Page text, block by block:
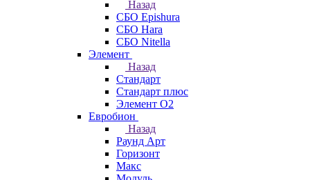
Назад
СБО Epishura
СБО Hara
СБО Nitella
Элемент
Назад
Стандарт
Стандарт плюс
Элемент О2
Евробион
Назад
Раунд Арт
Горизонт
Макс